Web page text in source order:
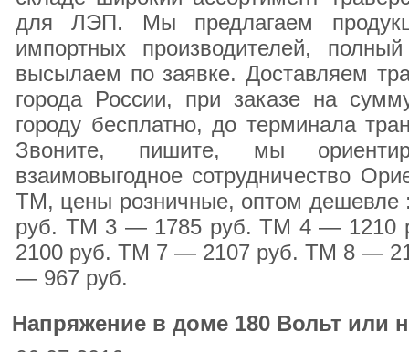
для ЛЭП. Мы предлагаем
импортных производителей,
высылаем по заявке. Доставляем
города России, при заказе на
городу бесплатно, до терминала
Звоните, пишите, мы
взаимовыгодное сотрудничество
ТМ, цены розничные, оптом
руб. ТМ 3 — 1785 руб. ТМ 4 —
2100 руб. ТМ 7 — 2107 руб. ТМ 8 —
— 967 руб.
Напряжение в доме 180 Вольт или